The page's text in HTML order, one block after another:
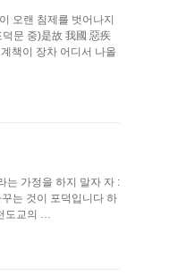
오랜 침제를 벗어나지
문 중)是故 我國 惡疾
책이 장차 어디서 나올
는 가정을 하지 말자 자 :
는 것이 포덕입니다 하
도교의 …